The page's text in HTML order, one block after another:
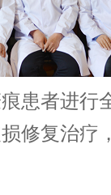
者进行
修复治疗